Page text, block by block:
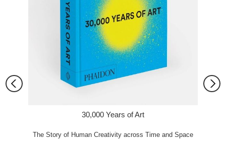
30,000 Years of Art
The Story of Human Creativity across Time and Space